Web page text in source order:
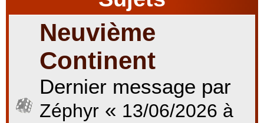
Neuvième
Continent
Dernier message par
Zéphyr « 13/06/2026 à